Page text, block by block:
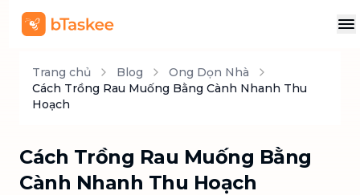
Trang chủ Blog
Ong Dọn Nhà
Cách Trồng Rau Muống Bằng Cành Nhanh Thu
Hoạch
Cách Trồng Rau Muống Bằng
Cành Nhanh Thu Hoạch